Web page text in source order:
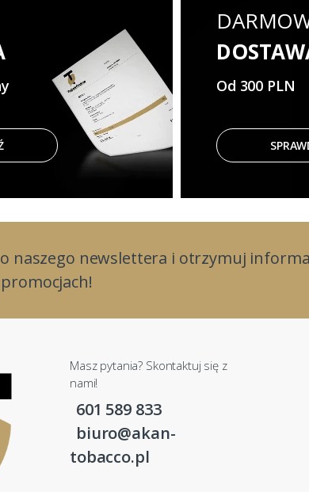
Od 300 PLN
naszego newslettera i otrzymuj
Masz pytania? Skontaktuj się z
nami!
601 589 833
biuro@akan-
tobacco.pl